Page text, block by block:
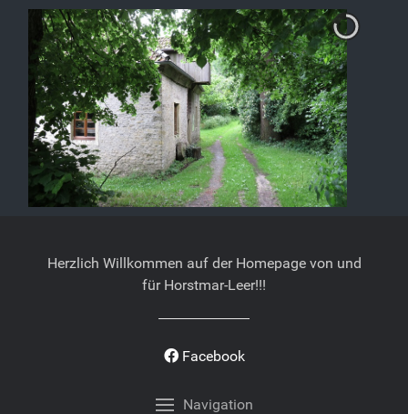
Herzlich Willkommen auf der Homepage von und
für Horstmar-Leer!!!
Facebook
Navigation